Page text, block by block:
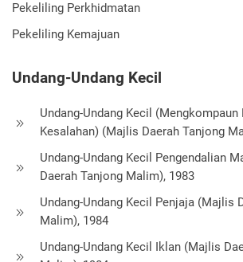
Pekeliling Perkhidmatan
Pekeliling Kemajuan
Undang-Undang Kecil
Undang-Undang Kecil (Mengkompaun
Kesalahan) (Majlis Daerah Tanjong
Undang-Undang Kecil Pengendalian
Daerah Tanjong Malim), 1983
Undang-Undang Kecil Penjaja (Majlis
Malim), 1984
Undang-Undang Kecil Iklan (Majlis